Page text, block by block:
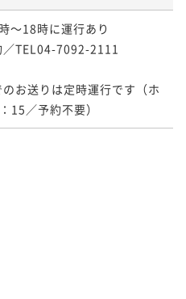
～18時に運行あり
TEL04-7092-2111
お送りは定時運行です（ホ
15／予約不要）